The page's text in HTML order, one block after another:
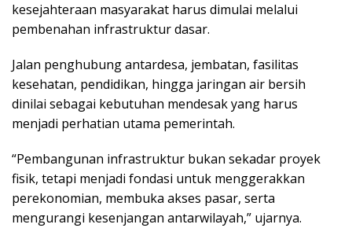
kesejahteraan masyarakat harus dimulai melalui
pembenahan infrastruktur dasar.
Jalan penghubung antardesa, jembatan, fasilitas
kesehatan, pendidikan, hingga jaringan air bersih
dinilai sebagai kebutuhan mendesak yang harus
menjadi perhatian utama pemerintah.
“Pembangunan infrastruktur bukan sekadar proyek
fisik, tetapi menjadi fondasi untuk menggerakkan
perekonomian, membuka akses pasar, serta
mengurangi kesenjangan antarwilayah,” ujarnya.